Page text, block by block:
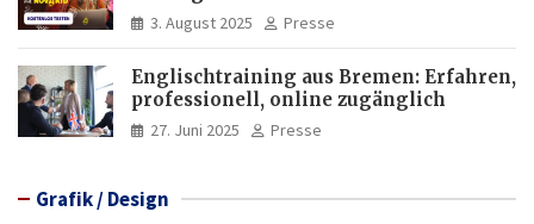
3. August 2025 Presse
Englischtraining aus Bremen: Erfahren,
professionell, online zugänglich
27. Juni 2025 Presse
Grafik / Design